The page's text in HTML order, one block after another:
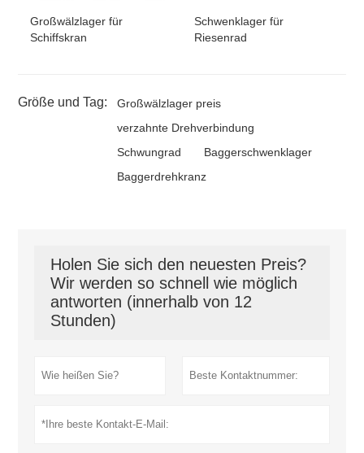
Großwälzlager für
Schiffskran
Schwenklager für
Riesenrad
Größe und Tag:
Großwälzlager preis
verzahnte Drehverbindung
Schwungrad
Baggerschwenklager
Baggerdrehkranz
Holen Sie sich den neuesten Preis?
Wir werden so schnell wie möglich
antworten (innerhalb von 12
Stunden)